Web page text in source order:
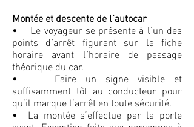
Montée et descente de l’autocar
• Le voyageur se présente à l’un des
points d’arrêt figurant sur la fiche
horaire avant l’horaire de passage
théorique du car.
• Faire un signe visible et
suffisamment tôt au conducteur pour
qu’il marque l’arrêt en toute sécurité.
• La montée s’effectue par la porte